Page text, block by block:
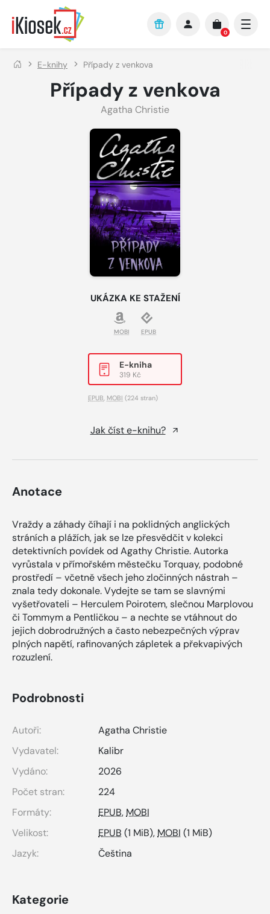
Přejít na hlavní obsah
0
E-knihy Případy z venkova
Případy z venkova
Agatha Christie
UKÁZKA KE STAŽENÍ
MOBI EPUB
E-kniha
319 Kč
EPUB, MOBI (224 stran)
Jak číst e-knihu?
Anotace
Vraždy a záhady číhají i na poklidných anglických
stráních a plážích, jak se lze přesvědčit v kolekci
detektivních povídek od Agathy Christie. Autorka
vyrůstala v přímořském městečku Torquay, podobné
prostředí – včetně všech jeho zločinných nástrah –
znala tedy dokonale. Vydejte se tam se slavnými
vyšetřovateli – Herculem Poirotem, slečnou Marplovou
či Tommym a Pentličkou – a nechte se vtáhnout do
jejich dobrodružných a často nebezpečných výprav
plných napětí, rafinovaných zápletek a překvapivých
rozuzlení.
Podrobnosti
Autoři:
Agatha Christie
Vydavatel:
Kalibr
Vydáno:
2026
Počet stran:
224
Formáty:
EPUB,MOBI
Velikost:
EPUB (1 MiB),MOBI (1 MiB)
Jazyk:
Čeština
Kategorie